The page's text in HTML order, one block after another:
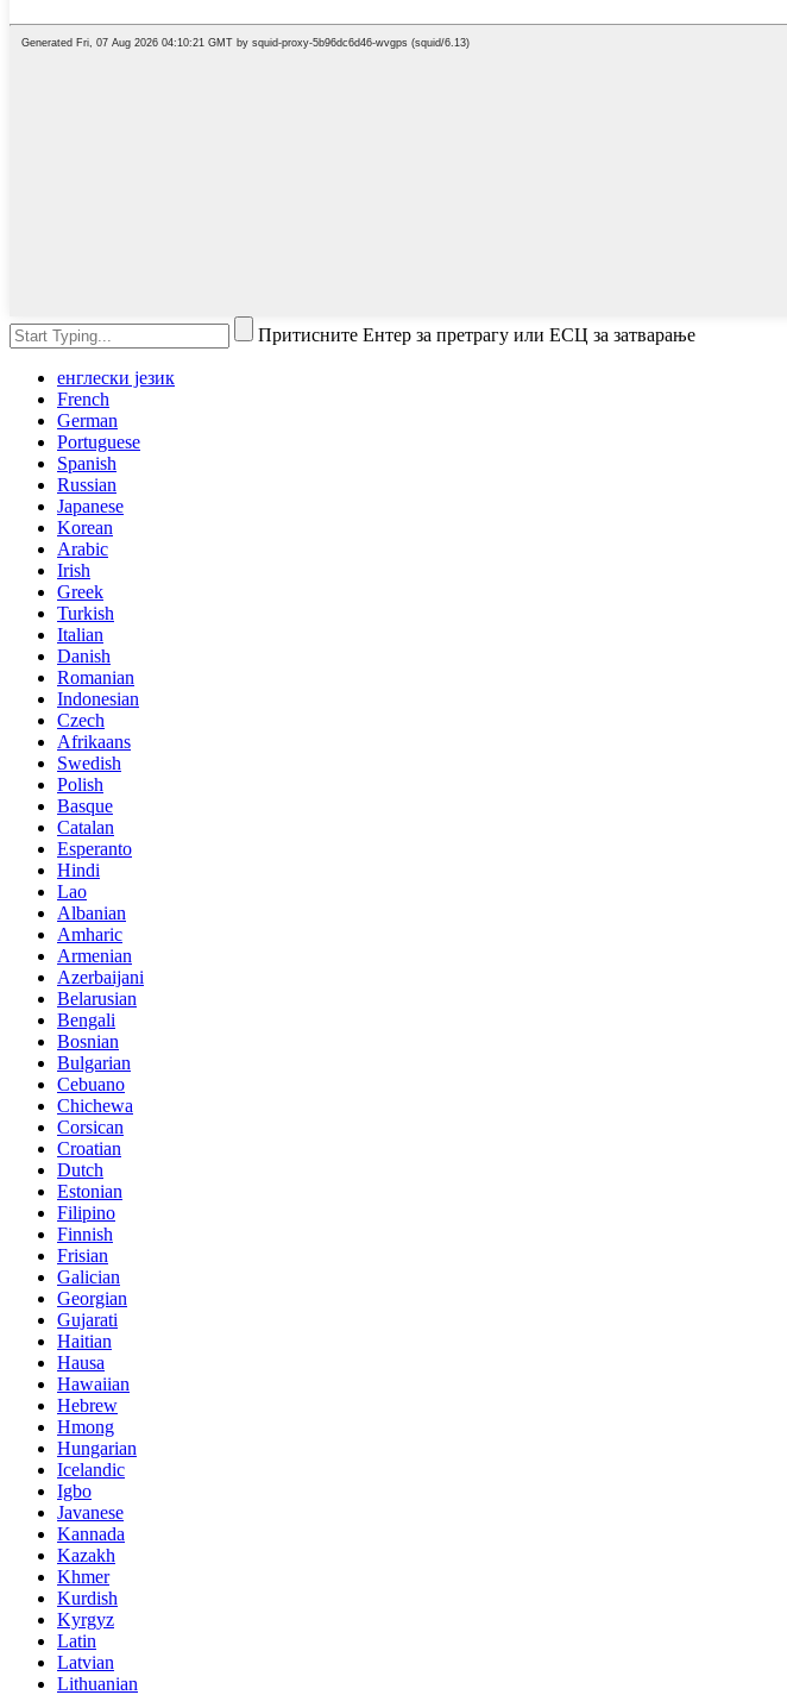
Притисните Ентер за претрагу или ЕСЦ за затварање
енглески језик
French
German
Portuguese
Spanish
Russian
Japanese
Korean
Arabic
Irish
Greek
Turkish
Italian
Danish
Romanian
Indonesian
Czech
Afrikaans
Swedish
Polish
Basque
Catalan
Esperanto
Hindi
Lao
Albanian
Amharic
Armenian
Azerbaijani
Belarusian
Bengali
Bosnian
Bulgarian
Cebuano
Chichewa
Corsican
Croatian
Dutch
Estonian
Filipino
Finnish
Frisian
Galician
Georgian
Gujarati
Haitian
Hausa
Hawaiian
Hebrew
Hmong
Hungarian
Icelandic
Igbo
Javanese
Kannada
Kazakh
Khmer
Kurdish
Kyrgyz
Latin
Latvian
Lithuanian